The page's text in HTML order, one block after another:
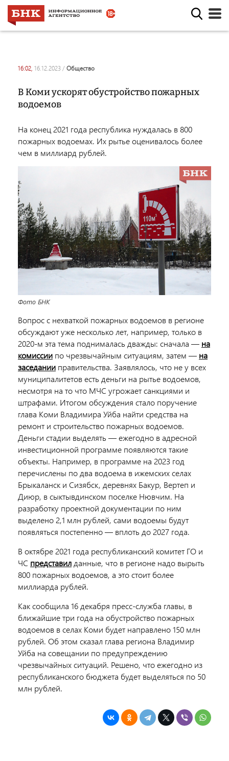
16:02, 16.12.2023 / общество
В Коми ускорят обустройство пожарных
водоемов
На конец 2021 года республика нуждалась в 800
пожарных водоемах. Их рытье оценивалось более
чем в миллиард рублей.
Фото БНК
Вопрос с нехваткой пожарных водоемов в регионе
обсуждают уже несколько лет, например, только в
2020-м эта тема поднималась дважды: сначала — на
комиссии по чрезвычайным ситуациям, затем — на
заседании правительства. Заявлялось, что не у всех
муниципалитетов есть деньги на рытье водоемов,
несмотря на то что МЧС угрожает санкциями и
штрафами. Итогом обсуждения стало поручение
глава Коми Владимира Уйба найти средства на
ремонт и строительство пожарных водоемов.
Деньги стадии выделять — ежегодно в адресной
инвестиционной программе появляются такие
объекты. Например, в программе на 2023 год
перечислены по два водоема в ижемских селах
Брыкаланск и Сизябск, деревнях Бакур, Вертеп и
Диюр, в сыктывдинском поселке Нювчим. На
разработку проектной документации по ним
выделено 2,1 млн рублей, сами водоемы будут
появляться постепенно — вплоть до 2027 года.
В октябре 2021 года республиканский комитет ГО и
ЧС представилданные, что в регионе надо вырыть
800 пожарных водоемов, а это стоит более
миллиарда рублей.
Как сообщила 16 декабря пресс-служба главы, в
ближайшие три года на обустройство пожарных
водоемов в селах Коми будет направлено 150 млн
рублей. Об этом сказал глава региона Владимир
Уйба на совещании по предупреждению
чрезвычайных ситуаций. Решено, что ежегодно из
республиканского бюджета будет выделяться по 50
млн рублей.